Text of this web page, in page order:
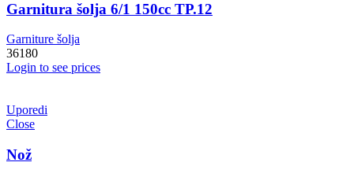
Garnitura šolja 6/1 150cc TP.12
Garniture šolja
36180
Login to see prices
Uporedi
Close
Nož